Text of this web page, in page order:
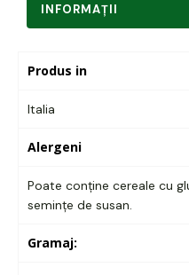
INFORMAŢII
Produs in
Italia
Alergeni
Poate conține cereale cu
semințe de susan.
Gramaj: